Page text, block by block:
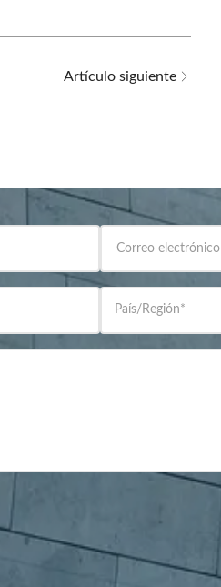
Artículo siguiente
Correo electrónico
País/Región*